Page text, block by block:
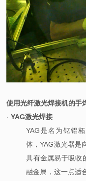
使用光纤激光焊接机的手
·YAG激光焊接
YAG是名为钇铝
体，YAG激光器是
具有金属易于吸收
融金属，这一点适